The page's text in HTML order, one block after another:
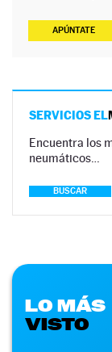
APÚNTATE
SERVICIOS EL
Encuentra los
neumáticos…
BUSCAR
LO MÁS
VISTO